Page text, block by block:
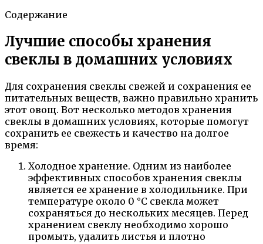
Содержание
Лучшие способы хранения
свеклы в домашних условиях
Для сохранения свеклы свежей и сохранения ее
питательных веществ, важно правильно хранить
этот овощ. Вот несколько методов хранения
свеклы в домашних условиях, которые помогут
сохранить ее свежесть и качество на долгое
время:
Холодное хранение. Одним из наиболее
эффективных способов хранения свеклы
является ее хранение в холодильнике. При
температуре около 0 °С свекла может
сохраняться до нескольких месяцев. Перед
хранением свеклу необходимо хорошо
промыть, удалить листья и плотно